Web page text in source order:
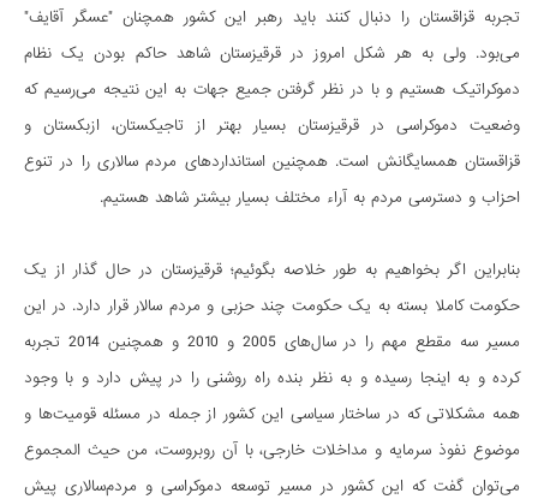
تجربه قزاقستان را دنبال کنند باید رهبر این کشور همچنان "عسگر آقایف"
می‌بود. ولی به هر شکل امروز در قرقیزستان شاهد حاکم بودن یک نظام
دموکراتیک هستیم و با در نظر گرفتن جمیع جهات به این نتیجه می‌رسیم که
وضعیت دموکراسی در قرقیزستان بسیار بهتر از تاجیکستان، ازبکستان و
قزاقستان همسایگانش است. همچنین استانداردهای مردم سالاری را در تنوع
احزاب و دسترسی مردم به آراء مختلف بسیار بیشتر شاهد هستیم.
بنابراین اگر بخواهیم به طور خلاصه بگوئیم؛ قرقیزستان در حال گذار از یک
حکومت کاملا بسته به یک حکومت چند حزبی و مردم سالار قرار دارد. در این
مسیر سه مقطع مهم را در سال‌های 2005 و 2010 و همچنین 2014 تجربه
کرده و به اینجا رسیده و به نظر بنده راه روشنی را در پیش دارد و با وجود
همه مشکلاتی که در ساختار سیاسی این کشور از جمله در مسئله قومیت‌ها و
موضوع نفوذ سرمایه و مداخلات خارجی، با آن روبروست، من حیث المجموع
می‌توان گفت که این کشور در مسیر توسعه دموکراسی و مردم‌سالاری پیش